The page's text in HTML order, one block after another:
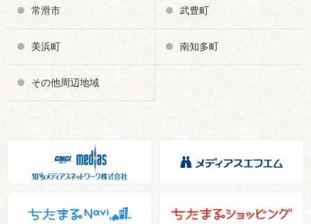
常滑市 武豊町
美浜町 南知多町
その他周辺地域